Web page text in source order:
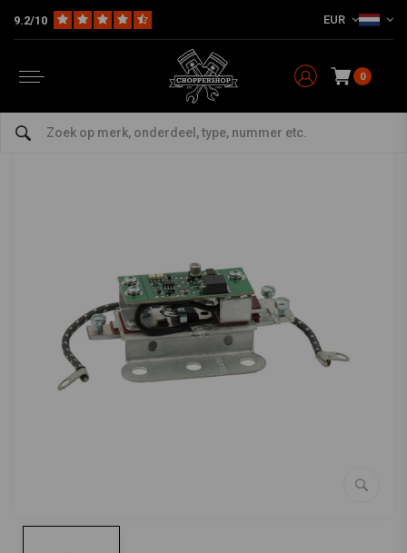
9.2/10 EUR
0
The Garage Electra 12 volt regulator > 32-57 b.t, 45''
bekijk alles van Samwel
12 volt regulator > 32-57 b.t, 45''